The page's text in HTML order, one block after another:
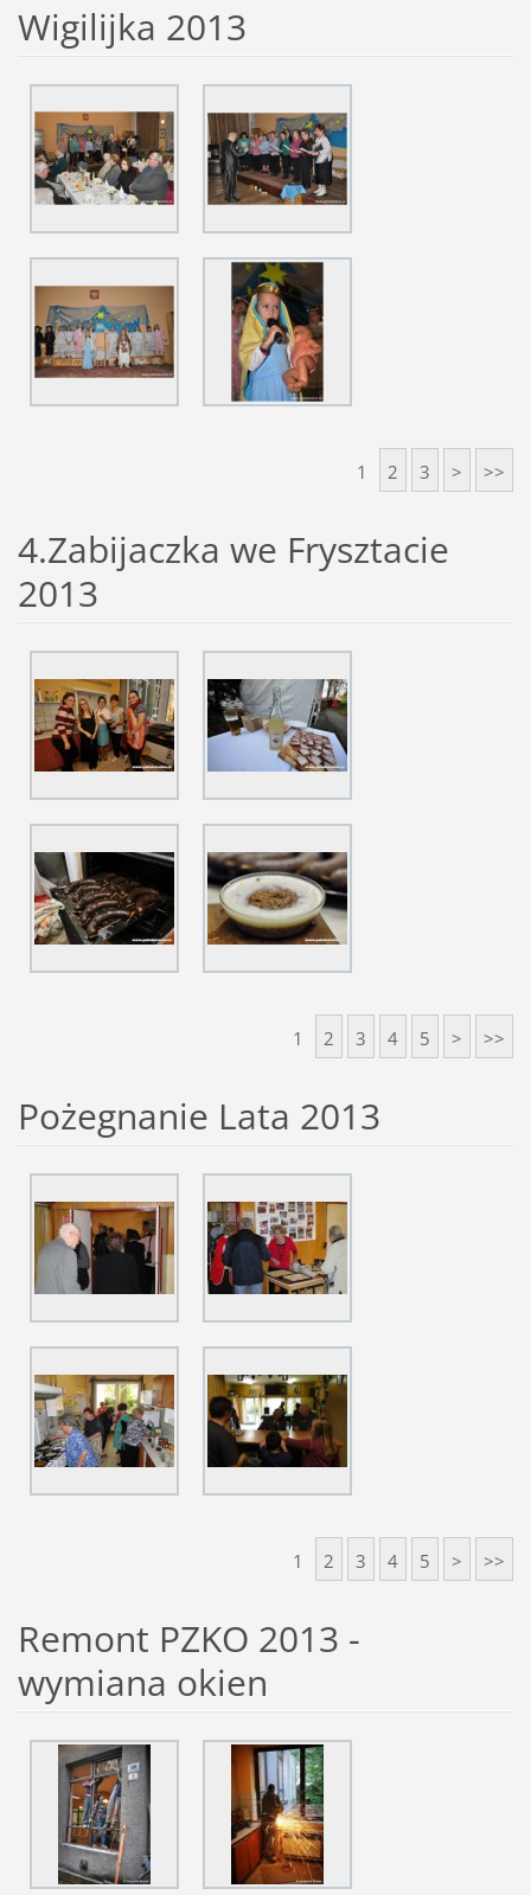
Wigilijka 2013
1 2 3 > >>
4.Zabijaczka we Frysztacie
2013
1 2 3 4 5 > >>
Pożegnanie Lata 2013
1 2 3 4 5 > >>
Remont PZKO 2013 -
wymiana okien